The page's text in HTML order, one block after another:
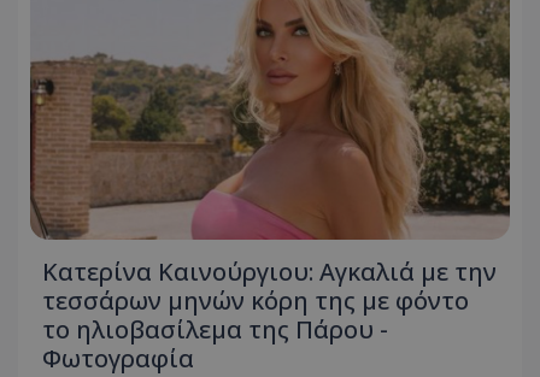
Κατερίνα Καινούργιου: Αγκαλιά με την
τεσσάρων μηνών κόρη της με φόντο
το ηλιοβασίλεμα της Πάρου -
Φωτογραφία